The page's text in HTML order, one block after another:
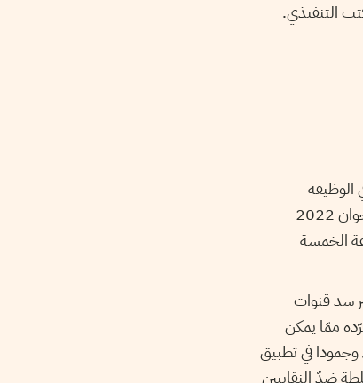
التنفيذي.
مبدأ الإضراب العام في الوظيفة
العمومية والقطاع العام، مع تفويض المكتب التنفيذي تحديد تواريخ الإضراب، لكن تحديد تاريخ 16 جوان 2022
الخمسة
سد قنوات
ممّا يمكن
وجمودا في تطبيق
ضدّ النقابيين